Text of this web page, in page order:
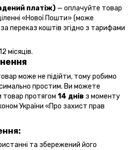
платіж) — оплачуйте товар
«Нової Пошти» (може
за переказ коштів згідно з тарифами
місяців.
може не підійти, тому робимо
простим. Ви можете
товар протягом 14 днів з моменту
України «Про захист прав
та збережений його